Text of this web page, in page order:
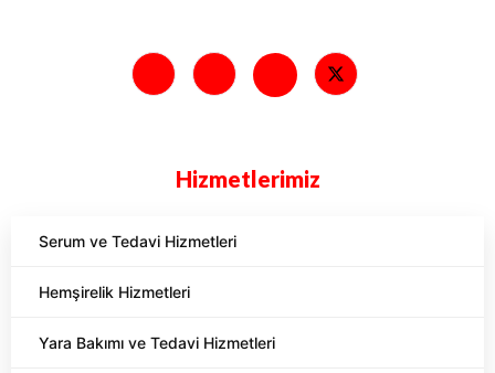
Hizmetlerimiz
Serum ve Tedavi Hizmetleri
Hemşirelik Hizmetleri
Yara Bakımı ve Tedavi Hizmetleri